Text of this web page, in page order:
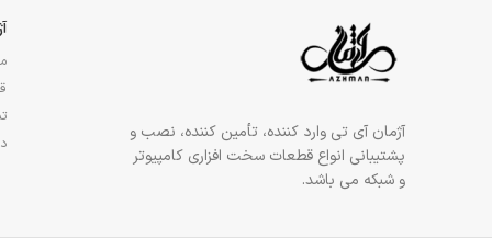
آژمان آی تی وارد کننده، تأمین کننده، نصب و
پشتیبانی انواع قطعات سخت افزاری کامپیوتر
و شبکه می باشد.